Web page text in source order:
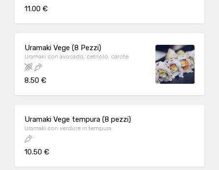
11.00 €
Uramaki Vege (8 Pezzi)
Uramaki con avocado, cetriolo, carote
8.50 €
Uramaki Vege tempura (8 pezzi)
Uramaki con verdure in tempura
10.50 €